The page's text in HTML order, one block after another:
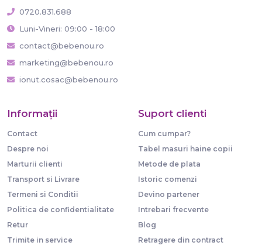
0720.831.688
Luni-Vineri: 09:00 - 18:00
contact@bebenou.ro
marketing@bebenou.ro
ionut.cosac@bebenou.ro
Informaţii
Contact
Despre noi
Marturii clienti
Transport si Livrare
Termeni si Conditii
Politica de confidentialitate
Retur
Trimite in service
Suport clienti
Cum cumpar?
Tabel masuri haine copii
Metode de plata
Istoric comenzi
Devino partener
Intrebari frecvente
Blog
Retragere din contract